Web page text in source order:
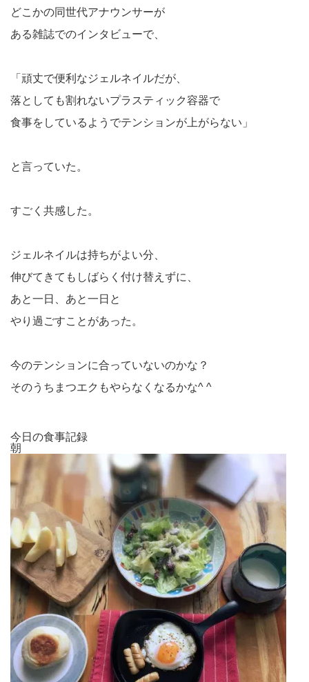
どこかの同世代アナウンサーが
ある雑誌でのインタビューで、
「頑丈で便利なジェルネイルだが、
落としても割れないプラスティック容器で
食事をしているようでテンションが上がらない」
と言っていた。
すごく共感した。
ジェルネイルは持ちがよい分、
伸びてきてもしばらく付け替えずに、
あと一日、あと一日と
やり過ごすことがあった。
今のテンションに合っていないのかな？
そのうちまつエクもやらなくなるかな^ ^
今日の食事記録
朝